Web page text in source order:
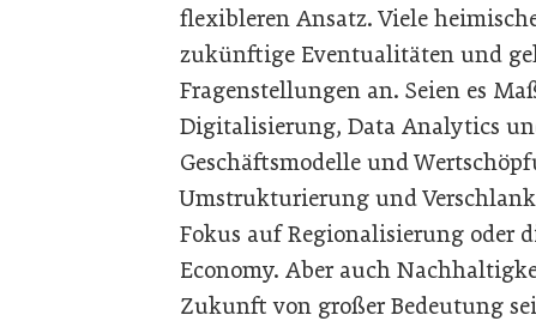
flexibleren Ansatz. Viele
zukünftige Eventualitäten und
Fragenstellungen an. Seien es
Digitalisierung, Data Analytics
Geschäftsmodelle und
Umstrukturierung und
Fokus auf Regionalisierung oder
Economy. Aber auch
Zukunft von großer Bedeutung